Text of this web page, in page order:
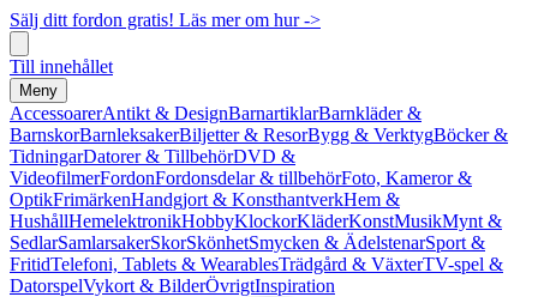
Sälj ditt fordon gratis! Läs mer om hur ->
Till innehållet
Meny
AccessoarerAntikt & DesignBarnartiklarBarnkläder &
BarnskorBarnleksakerBiljetter & ResorBygg & VerktygBöcker &
TidningarDatorer & TillbehörDVD &
VideofilmerFordonFordonsdelar & tillbehörFoto, Kameror &
OptikFrimärkenHandgjort & KonsthantverkHem &
HushållHemelektronikHobbyKlockorKläderKonstMusikMynt &
SedlarSamlarsakerSkorSkönhetSmycken & ÄdelstenarSport &
FritidTelefoni, Tablets & WearablesTrädgård & VäxterTV-spel &
DatorspelVykort & BilderÖvrigtInspiration